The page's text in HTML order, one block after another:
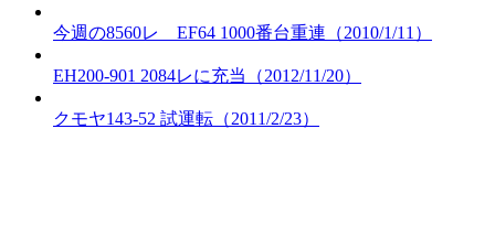
今週の8560レ EF64 1000番台重連（2010/1/11）
EH200-901 2084レに充当（2012/11/20）
クモヤ143-52 試運転（2011/2/23）